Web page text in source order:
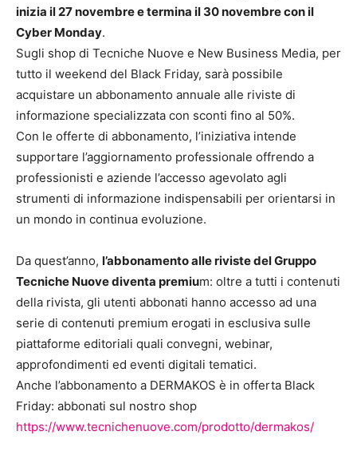
inizia il 27 novembre e termina il 30 novembre con il
Cyber Monday.
Sugli shop di Tecniche Nuove e New Business Media, per
tutto il weekend del Black Friday, sarà possibile
acquistare un abbonamento annuale alle riviste di
informazione specializzata con sconti fino al 50%.
Con le offerte di abbonamento, l’iniziativa intende
supportare l’aggiornamento professionale offrendo a
professionisti e aziende l’accesso agevolato agli
strumenti di informazione indispensabili per orientarsi in
un mondo in continua evoluzione.
Da quest’anno, l’abbonamento alle riviste del Gruppo
Tecniche Nuove diventa premium: oltre a tutti i contenuti
della rivista, gli utenti abbonati hanno accesso ad una
serie di contenuti premium erogati in esclusiva sulle
piattaforme editoriali quali convegni, webinar,
approfondimenti ed eventi digitali tematici.
Anche l’abbonamento a DERMAKOS è in offerta Black
Friday: abbonati sul nostro shop
https://www.tecnichenuove.com/prodotto/dermakos/